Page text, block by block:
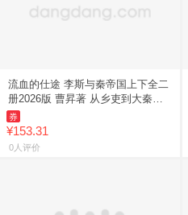
流血的仕途 李斯与秦帝国上下全二
册2026版 曹昇著 从乡吏到大秦帝
国丞相 讲述李斯的一生孤途 读懂
权利Z真实的模样 书
券
¥153.31
0人评价